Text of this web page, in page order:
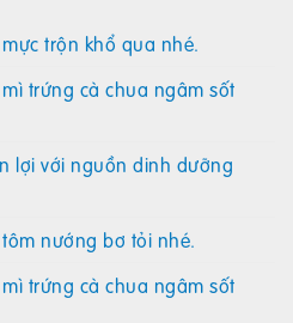
trộn khổ qua nhé.
trứng cà chua ngâm sốt
lợi với nguồn dinh dưỡng
nướng bơ tỏi nhé.
trứng cà chua ngâm sốt